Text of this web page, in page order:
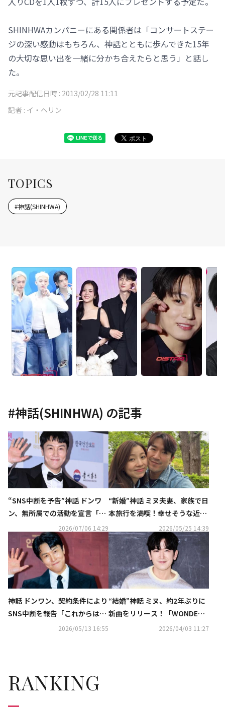
SHINHWAカンパニーにある関係者は「コンサートステー
ジの深い感動はもちろん、神話とともに歩んできた15年
の大切な思い出を一緒に分かち合えたらと思う」と話し
た。
元記事配信日時 : 2013/02/28 11:11
記者 : イ・ヘリン
TOPICS
#神話(SHINHWA)
#神話(SHINHWA) の記事
“SNS中断を予告”神話 ドンワ
ン、無所属での活動を宣言「自
分に最も合った方向性」
2026/07/06 14:29
“新婚”神話 ミヌ夫妻、家族で日
本旅行を満喫！幸せそうな近況
2026/05/25 14:39
神話 ドンワン、契約条件により
SNS中断を報告「これからは事
2026/05/13 16:55
“結婚”神話 ミヌ、約2年ぶりに
新曲をリリース！「WONDER
U」を本日サプライズ公開
2026/04/03 11:27
RANKING